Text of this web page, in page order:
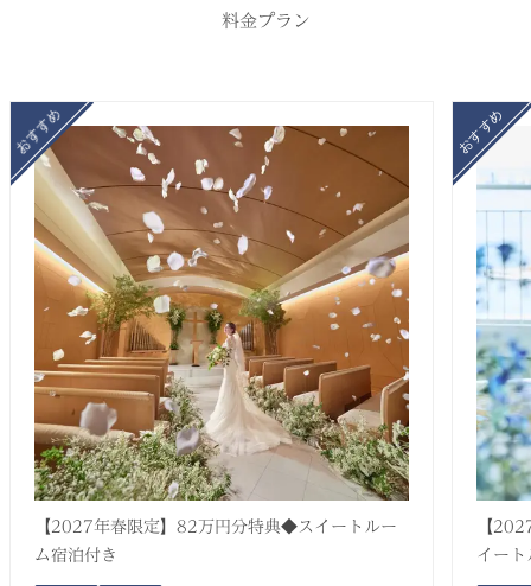
料金プラン
【2027年春限定】82万円分特典◆スイートルー
ム宿泊付き
【
イー